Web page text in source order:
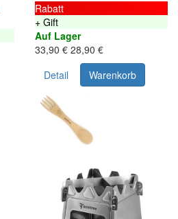
Rabatt
+ Gift
Auf Lager
33,90 € 28,90 €
Detail
Warenkorb